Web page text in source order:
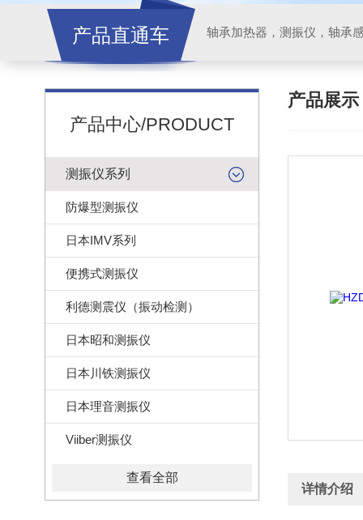
产品直通车 轴承加热器，测振仪，轴承
产品中心/PRODUCT
测振仪系列
防爆型测振仪
日本IMV系列
便携式测振仪
利德测震仪（振动检测）
日本昭和测振仪
日本川铁测振仪
日本理音测振仪
Viiber测振仪
查看全部
产品展示
详情介绍